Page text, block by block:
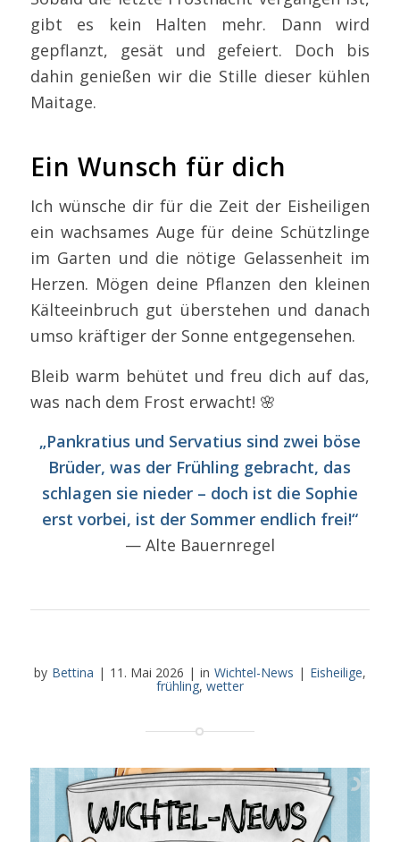
gibt es kein Halten mehr. Dann wird
gepflanzt, gesät und gefeiert. Doch bis
dahin genießen wir die Stille dieser kühlen
Maitage.
Ein Wunsch für dich
Ich wünsche dir für die Zeit der Eisheiligen
ein wachsames Auge für deine Schützlinge
im Garten und die nötige Gelassenheit im
Herzen. Mögen deine Pflanzen den kleinen
Kälteeinbruch gut überstehen und danach
umso kräftiger der Sonne entgegensehen.
Bleib warm behütet und freu dich auf das,
was nach dem Frost erwacht! 🌸
„Pankratius und Servatius sind zwei böse
Brüder, was der Frühling gebracht, das
schlagen sie nieder – doch ist die Sophie
erst vorbei, ist der Sommer endlich frei!“
— Alte Bauernregel
by Bettina | 11. Mai 2026 | in Wichtel-News | Eisheilige,
frühling, wetter